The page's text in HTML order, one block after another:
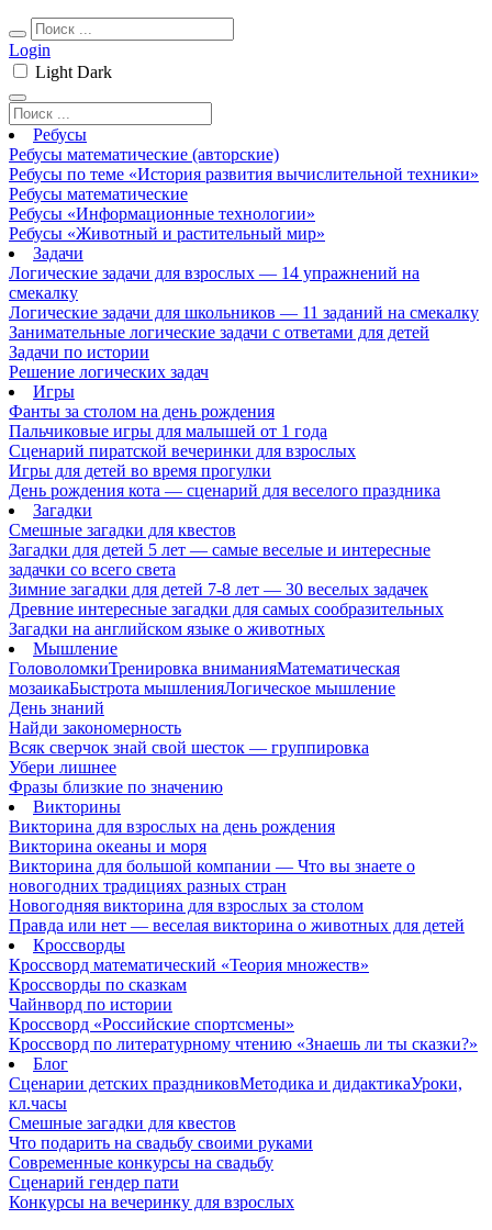
Login
Light Dark
Ребусы
Ребусы математические (авторские)
Ребусы по теме «История развития вычислительной техники»
Ребусы математические
Ребусы «Информационные технологии»
Ребусы «Животный и растительный мир»
Задачи
Логические задачи для взрослых — 14 упражнений на
смекалку
Логические задачи для школьников — 11 заданий на смекалку
Занимательные логические задачи с ответами для детей
Задачи по истории
Решение логических задач
Игры
Фанты за столом на день рождения
Пальчиковые игры для малышей от 1 года
Сценарий пиратской вечеринки для взрослых
Игры для детей во время прогулки
День рождения кота — сценарий для веселого праздника
Загадки
Смешные загадки для квестов
Загадки для детей 5 лет — самые веселые и интересные
задачки со всего света
Зимние загадки для детей 7-8 лет — 30 веселых задачек
Древние интересные загадки для самых сообразительных
Загадки на английском языке о животных
Мышление
ГоловоломкиТренировка вниманияМатематическая
мозаикаБыстрота мышленияЛогическое мышление
День знаний
Найди закономерность
Всяк сверчок знай свой шесток — группировка
Убери лишнее
Фразы близкие по значению
Викторины
Викторина для взрослых на день рождения
Викторина океаны и моря
Викторина для большой компании — Что вы знаете о
новогодних традициях разных стран
Новогодняя викторина для взрослых за столом
Правда или нет — веселая викторина о животных для детей
Кроссворды
Кроссворд математический «Теория множеств»
Кроссворды по сказкам
Чайнворд по истории
Кроссворд «Российские спортсмены»
Кроссворд по литературному чтению «Знаешь ли ты сказки?»
Блог
Сценарии детских праздниковМетодика и дидактикаУроки,
кл.часы
Смешные загадки для квестов
Что подарить на свадьбу своими руками
Современные конкурсы на свадьбу
Сценарий гендер пати
Конкурсы на вечеринку для взрослых